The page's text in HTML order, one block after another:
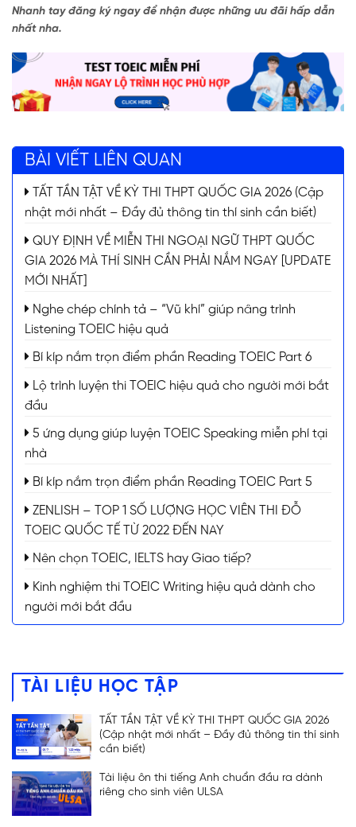
Nhanh tay đăng ký ngay để nhận được những ưu đãi hấp dẫn
nhất nha.
BÀI VIẾT LIÊN QUAN
TẤT TẦN TẬT VỀ KỲ THI THPT QUỐC GIA 2026 (Cập
nhật mới nhất – Đầy đủ thông tin thí sinh cần biết)
QUY ĐỊNH VỀ MIỄN THI NGOẠI NGỮ THPT QUỐC
GIA 2026 MÀ THÍ SINH CẦN PHẢI NẮM NGAY [UPDATE
MỚI NHẤT]
Nghe chép chính tả – “Vũ khí” giúp nâng trình
Listening TOEIC hiệu quả
Bí kíp nắm trọn điểm phần Reading TOEIC Part 6
Lộ trình luyện thi TOEIC hiệu quả cho người mới bắt
đầu
5 ứng dụng giúp luyện TOEIC Speaking miễn phí tại
nhà
Bí kíp nắm trọn điểm phần Reading TOEIC Part 5
ZENLISH – TOP 1 SỐ LƯỢNG HỌC VIÊN THI ĐỖ
TOEIC QUỐC TẾ TỪ 2022 ĐẾN NAY
Nên chọn TOEIC, IELTS hay Giao tiếp?
Kinh nghiệm thi TOEIC Writing hiệu quả dành cho
người mới bắt đầu
TÀI LIỆU HỌC TẬP
TẤT TẦN TẬT VỀ KỲ THI THPT QUỐC GIA 2026
(Cập nhật mới nhất – Đầy đủ thông tin thí sinh
cần biết)
Tài liệu ôn thi tiếng Anh chuẩn đầu ra dành
riêng cho sinh viên ULSA